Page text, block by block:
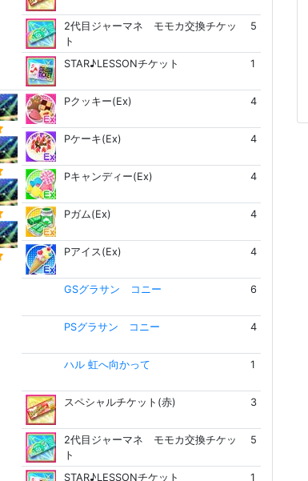
2代目ジャーマネ モモカ交換チケッ
ト
5
STAR♪LESSONチケット 1
Pクッキー(Ex) 4
Pケーキ(Ex) 4
Pキャンディー(Ex) 4
Pガム(Ex) 4
Pアイス(Ex) 4
GSグラサン コニー 6
PSグラサン コニー 4
ハル 虹へ向かって 1
スペシャルチケット(赤) 3
2代目ジャーマネ モモカ交換チケッ
ト
5
STAR♪LESSONチケット 1